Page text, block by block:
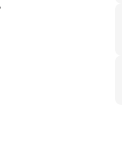
обеспечивают
рассеивание тепла.
от 025 до 150 с
что позволяет легко